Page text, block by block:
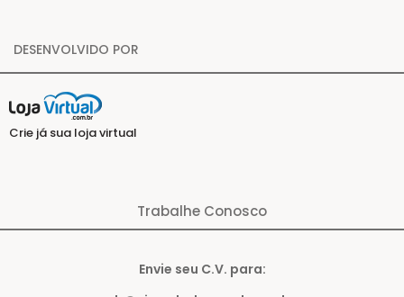
DESENVOLVIDO POR
Crie já sua loja virtual
Trabalhe Conosco
Envie seu C.V. para: